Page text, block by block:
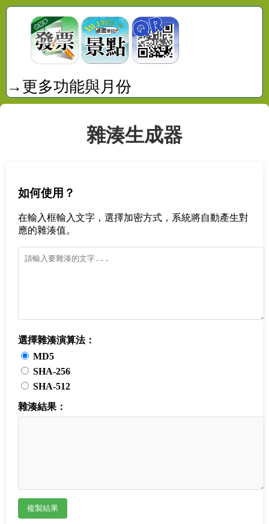
→更多功能與月份
雜湊生成器
如何使用？
在輸入框輸入文字，選擇加密方式，系統將自動產生對
應的雜湊值。
選擇雜湊演算法：
MD5
SHA-256
SHA-512
雜湊結果：
複製結果